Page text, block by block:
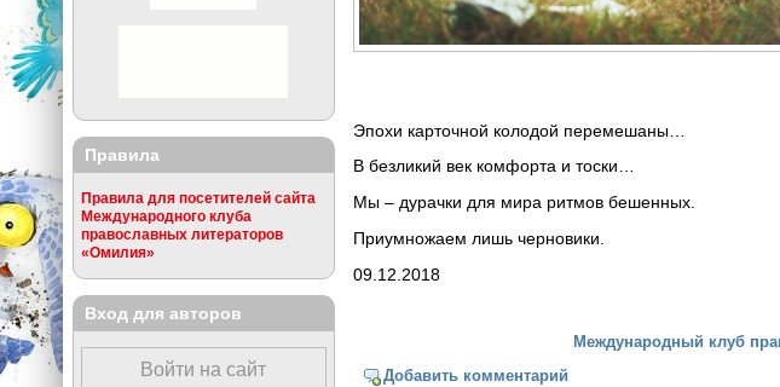
Эпохи карточной колодой перемешаны…
В безликий век комфорта и тоски…
Мы – дурачки для мира ритмов бешенных.
Приумножаем лишь черновики.
09.12.2018
Международный клуб
Добавить комментарий
Правила
Правила для посетителей сайта
Международного клуба
православных литераторов
«Омилия»
Вход для авторов
Войти на сайт